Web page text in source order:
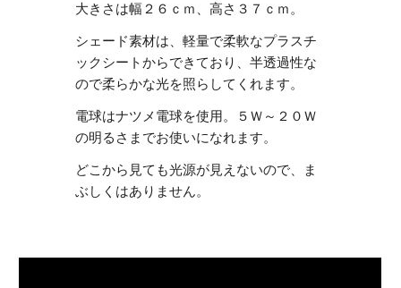
大きさは幅２６ｃｍ、高さ３７ｃｍ。
シェード素材は、軽量で柔軟なプラスチ
ックシートからできており、半透過性な
ので柔らかな光を照らしてくれます。
電球はナツメ電球を使用。５Ｗ～２０Ｗ
の明るさまでお使いになれます。
どこから見ても光源が見えないので、ま
ぶしくはありません。